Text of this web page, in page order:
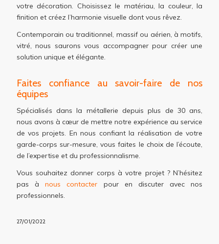
votre décoration. Choisissez le matériau, la couleur, la
finition et créez l’harmonie visuelle dont vous rêvez.
Contemporain ou traditionnel, massif ou aérien, à motifs,
vitré, nous saurons vous accompagner pour créer une
solution unique et élégante.
Faites confiance au savoir-faire de nos
équipes
Spécialisés dans la métallerie depuis plus de 30 ans,
nous avons à cœur de mettre notre expérience au service
de vos projets. En nous confiant la réalisation de votre
garde-corps sur-mesure, vous faites le choix de l’écoute,
de l’expertise et du professionnalisme.
Vous souhaitez donner corps à votre projet ? N’hésitez
pas ànous contacter pour en discuter avec nos
professionnels.
27/01/2022